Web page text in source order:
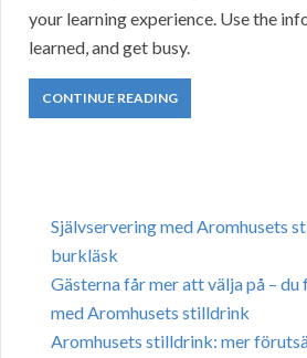
your learning experience. Use the
learned, and get busy.
CONTINUE READING
Självservering med Aromhusets
burkläsk
Gästerna får mer att välja på –
med Aromhusets stilldrink
Aromhusets stilldrink: mer